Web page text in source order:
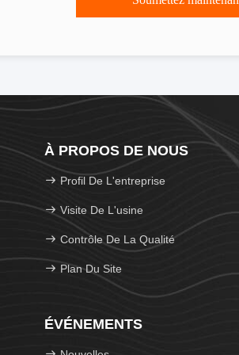
À PROPOS DE NOUS
Profil De L'entreprise
Visite De L'usine
Contrôle De La Qualité
Plan Du Site
ÉVÉNEMENTS